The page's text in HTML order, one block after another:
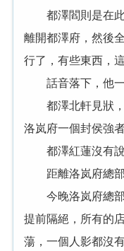
都澤閻則是在此
離開都澤府，然後
行了，有些東西，
話音落下，他一
都澤北軒見狀，
洛岚府一個封侯強
都澤紅蓮沒有說
距離洛岚府總部
今晚洛岚府總部
提前隔絕，所有的
蕩，一個人影都沒有